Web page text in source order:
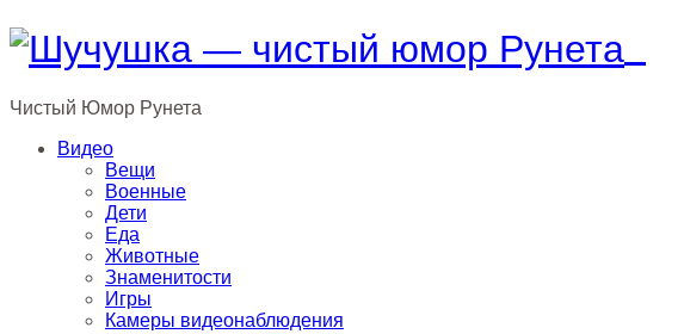
Чистый Юмор Рунета
Видео
Вещи
Военные
Дети
Еда
Животные
Знаменитости
Игры
Камеры видеонаблюдения